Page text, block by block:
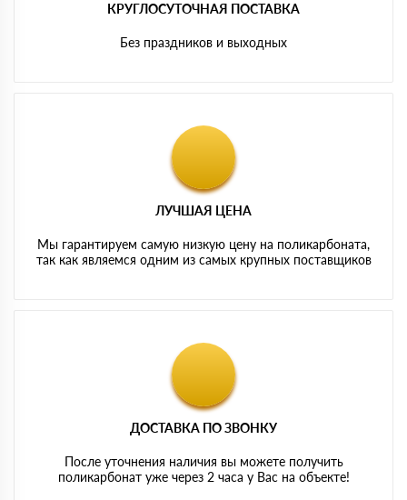
КРУГЛОСУТОЧНАЯ ПОСТАВКА
Без праздников и выходных
ЛУЧШАЯ ЦЕНА
Мы гарантируем самую низкую цену на поликарбоната,
так как являемся одним из самых крупных поставщиков
ДОСТАВКА ПО ЗВОНКУ
После уточнения наличия вы можете получить
поликарбонат уже через 2 часа у Вас на объекте!